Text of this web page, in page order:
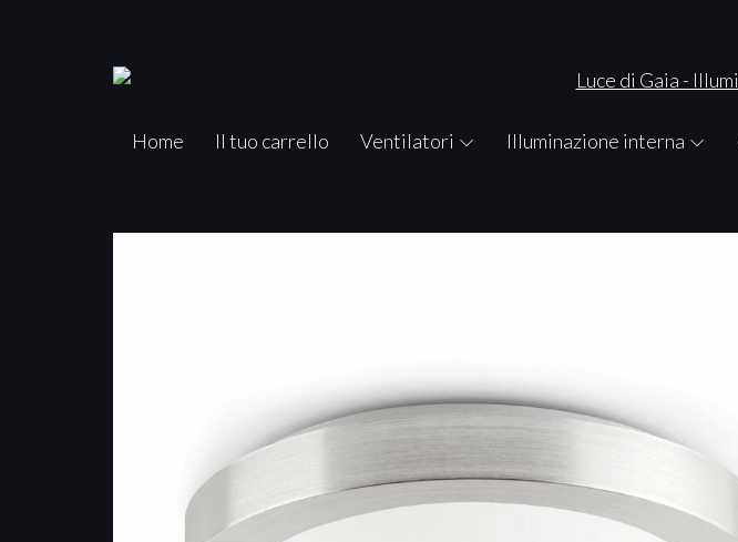
Home Il tuo carrello Ventilatori Illuminazione interna